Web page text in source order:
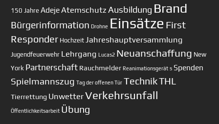
150 Jahre AdejeAtemschutz Ausbildung Brand
Bürgerinformation Drohne Einsätze First
Responder Hochzeit Jahreshauptversammlung
Jugendfeuerwehr Lehrgang Lucas2 Neuanschaffung New
York Partnerschaft Rauchmelder Reanimationsgerät s Spenden
Spielmannszug Tag der offenen Tür TechnikTHL
Tierrettung UnwetterVerkehrsunfall
Öffentlichkeitsarbeit Übung